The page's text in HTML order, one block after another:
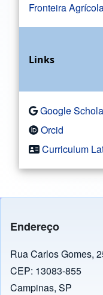
Fronteira
Links
Google
Orcid
Curriculum
Endereço
Rua Carlos Gomes,
CEP: 13083-855
Campinas, SP